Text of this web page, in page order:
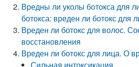
Вредны ли уколы ботокса для
ботокса: вреден ли ботокс для
Вреден ли ботокс для волос.
восстановления
Вреден ли ботокс для лица. О